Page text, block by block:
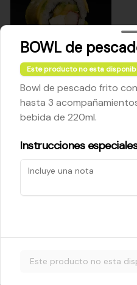
BOWL de
Este producto no esta
Bowl de pescado frito
hasta 3
bebida de 220ml.
Instrucciones
Este producto no esta